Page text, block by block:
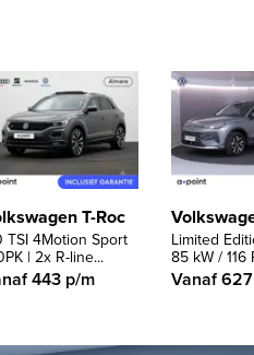
T-Roc
TSI 4Motion Sport
| 2x R-line...
443 p/m
Limited
85 kW / 116
Vanaf